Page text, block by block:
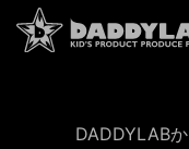
DADDYLAB